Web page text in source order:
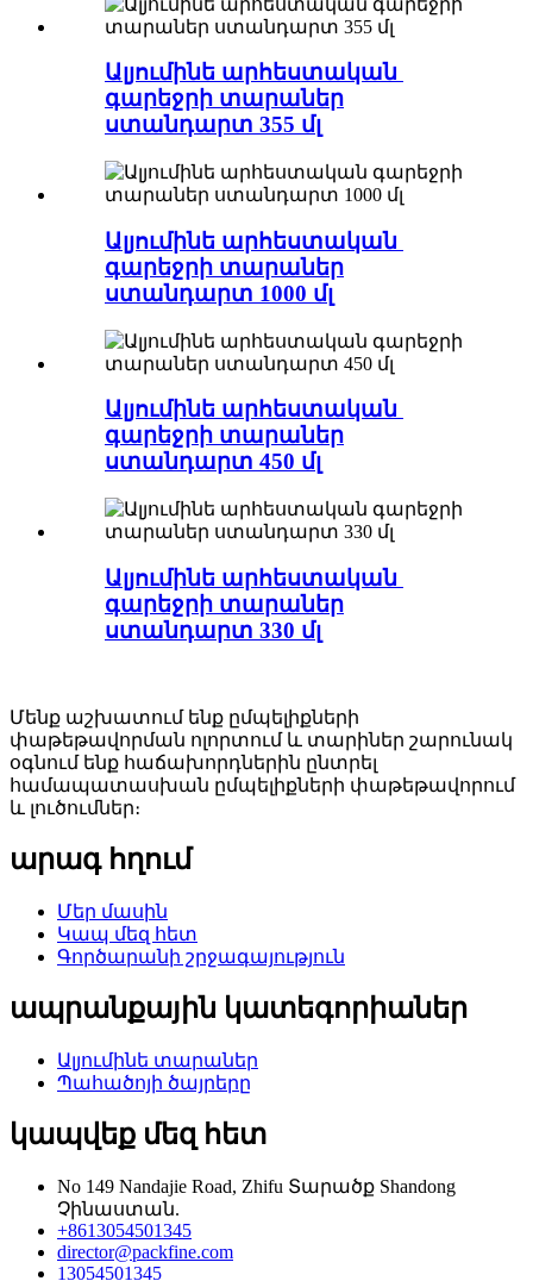
Ալյումինե արհեստական ​​
գարեջրի տարաներ
ստանդարտ 355 մլ
Ալյումինե արհեստական ​​
գարեջրի տարաներ
ստանդարտ 1000 մլ
Ալյումինե արհեստական ​​
գարեջրի տարաներ
ստանդարտ 450 մլ
Ալյումինե արհեստական ​​
գարեջրի տարաներ
ստանդարտ 330 մլ
Մենք աշխատում ենք ըմպելիքների
փաթեթավորման ոլորտում և տարիներ շարունակ
օգնում ենք հաճախորդներին ընտրել
համապատասխան ըմպելիքների փաթեթավորում
և լուծումներ։
արագ հղում
Մեր մասին
Կապ մեզ հետ
Գործարանի շրջագայություն
ապրանքային կատեգորիաներ
Ալյումինե տարաներ
Պահածոյի ծայրերը
կապվեք մեզ հետ
No 149 Nandajie Road, Zhifu Տարածք Shandong
Չինաստան.
+8613054501345
director@packfine.com
13054501345